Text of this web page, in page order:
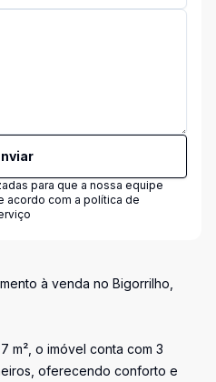
para que a nossa equipe
acordo com a política de
à venda no Bigorrilho,
m², o imóvel conta com 3
oferecendo conforto e